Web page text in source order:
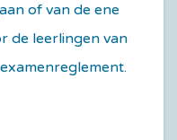
of van de ene
de leerlingen van